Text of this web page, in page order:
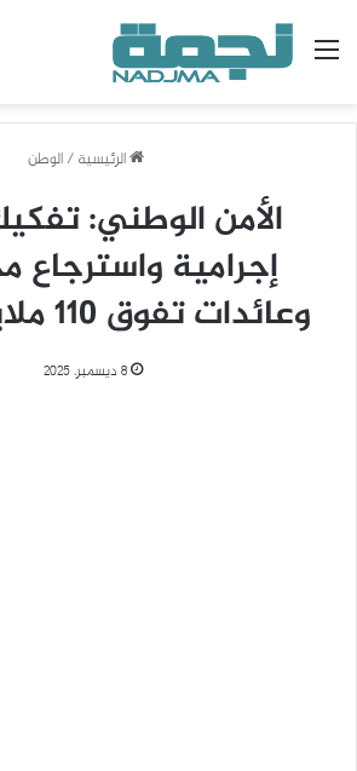
القائمة
الرئيسية/الوطن
الأمن الوطني:
إجرامية واسترجاع
وعائدات تفوق 110 ملايير سنتيم
8 ديسمبر، 2025